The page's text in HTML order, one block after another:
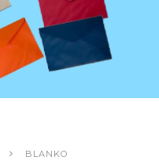
BLANKO